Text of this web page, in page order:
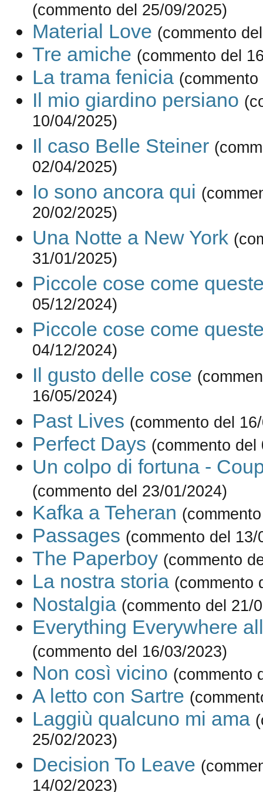
(commento del 25/09/2025)
Material Love (commento
Tre amiche (commento del
La trama fenicia
Il mio giardino persiano
10/04/2025)
Il caso Belle Steiner
02/04/2025)
Io sono ancora qui
20/02/2025)
Una Notte a New York
31/01/2025)
Piccole cose come
05/12/2024)
Piccole cose come
04/12/2024)
Il gusto delle cose
16/05/2024)
Past Lives (commento del
Perfect Days (commento del
Un colpo di fortuna -
(commento del 23/01/2024)
Kafka a Teheran
Passages (commento del 13/
The Paperboy (commento
La nostra storia (commento
Nostalgia (commento del 21/
Everything Everywhere
(commento del 16/03/2023)
Non così vicino (commento
A letto con Sartre
Laggiù qualcuno mi ama
25/02/2023)
Decision To Leave
14/02/2023)